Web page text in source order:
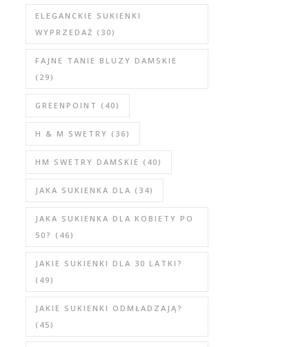
ELEGANCKIE SUKIENKI
WYPRZEDAŻ (30)
FAJNE TANIE BLUZY DAMSKIE
(29)
GREENPOINT (40)
H & M SWETRY (36)
HM SWETRY DAMSKIE (40)
JAKA SUKIENKA DLA (34)
JAKA SUKIENKA DLA KOBIETY PO
50? (46)
JAKIE SUKIENKI DLA 30 LATKI?
(49)
JAKIE SUKIENKI ODMŁADZAJĄ?
(45)